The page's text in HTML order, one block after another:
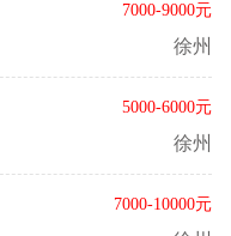
7000-9000元
徐州
5000-6000元
徐州
7000-10000元